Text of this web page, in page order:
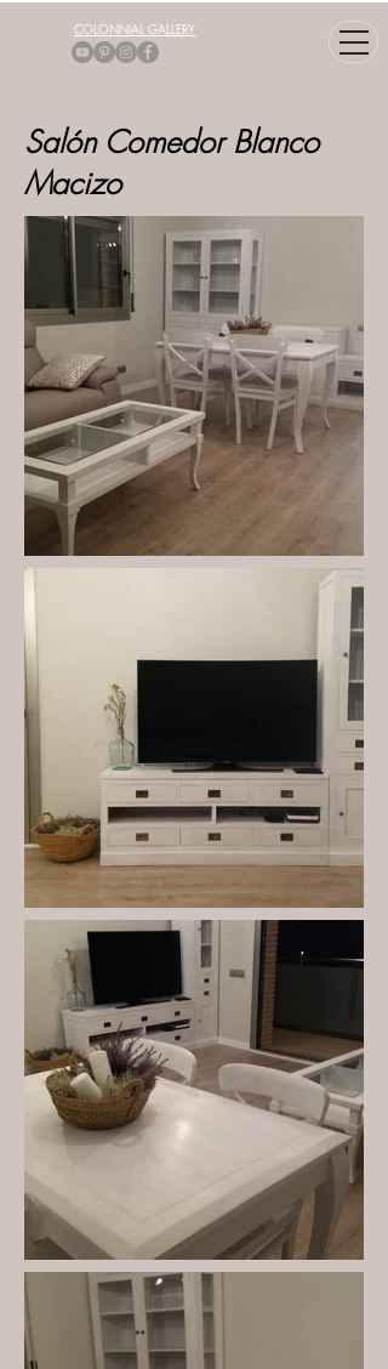
COLONNIAL GALLERY
Salón Comedor Blanco
Macizo